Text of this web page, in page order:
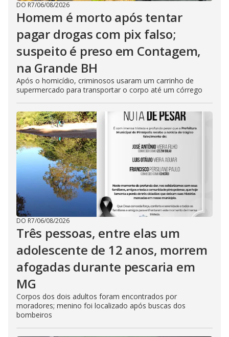
DO R7/06/08/2026
Homem é morto após tentar
pagar drogas com pix falso;
suspeito é preso em Contagem,
na Grande BH
Após o homicídio, criminosos usaram um carrinho de
supermercado para transportar o corpo até um córrego
DO R7/06/08/2026
Três pessoas, entre elas um
adolescente de 12 anos, morrem
afogadas durante pescaria em
MG
Corpos dos dois adultos foram encontrados por
moradores; menino foi localizado após buscas dos
bombeiros